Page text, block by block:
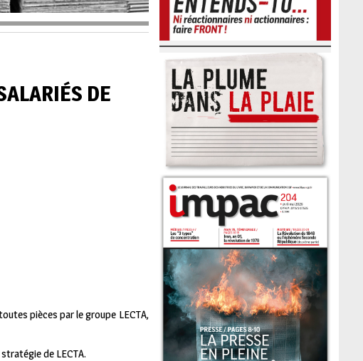
DE
pièces par le groupe LECTA,
de LECTA.